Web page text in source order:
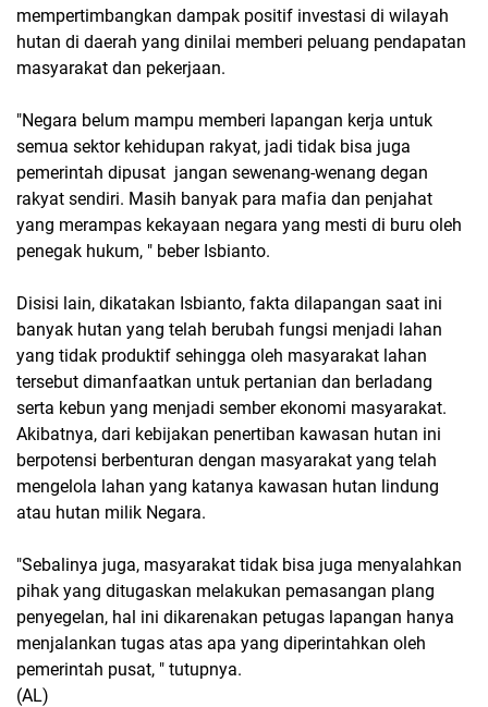
mempertimbangkan dampak positif investasi di wilayah
hutan di daerah yang dinilai memberi peluang pendapatan
masyarakat dan pekerjaan.
"Negara belum mampu memberi lapangan kerja untuk
semua sektor kehidupan rakyat, jadi tidak bisa juga
pemerintah dipusat jangan sewenang-wenang degan
rakyat sendiri. Masih banyak para mafia dan penjahat
yang merampas kekayaan negara yang mesti di buru oleh
penegak hukum, " beber Isbianto.
Disisi lain, dikatakan Isbianto, fakta dilapangan saat ini
banyak hutan yang telah berubah fungsi menjadi lahan
yang tidak produktif sehingga oleh masyarakat lahan
tersebut dimanfaatkan untuk pertanian dan berladang
serta kebun yang menjadi sember ekonomi masyarakat.
Akibatnya, dari kebijakan penertiban kawasan hutan ini
berpotensi berbenturan dengan masyarakat yang telah
mengelola lahan yang katanya kawasan hutan lindung
atau hutan milik Negara.
"Sebalinya juga, masyarakat tidak bisa juga menyalahkan
pihak yang ditugaskan melakukan pemasangan plang
penyegelan, hal ini dikarenakan petugas lapangan hanya
menjalankan tugas atas apa yang diperintahkan oleh
pemerintah pusat, " tutupnya.
(AL)